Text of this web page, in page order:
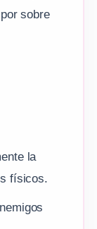
por sobre
la
físicos.